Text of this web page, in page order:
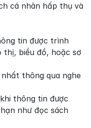
cá nhân hấp thụ và
tin được trình
thị, biểu đồ, hoặc sơ
thông qua nghe
thông tin được
như đọc sách